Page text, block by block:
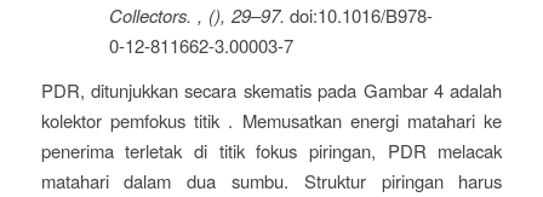
Collectors. , (), 29–97.doi:10.1016/B978-
0-12-811662-3.00003-7
PDR, ditunjukkan secara skematis pada Gambar 4 adalah
kolektor pemfokus titik . Memusatkan energi matahari ke
penerima terletak di titik fokus piringan, PDR melacak
matahari dalam dua sumbu. Struktur piringan harus